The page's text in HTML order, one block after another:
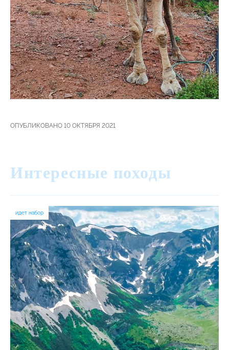
ОПУБЛИКОВАНО 10 ОКТЯБРЯ 2021
Интересные походы
идет набор